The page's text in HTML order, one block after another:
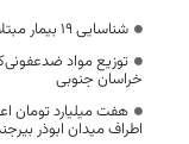
شناسایی ۱۹ بیمار مبتلا به کرونا در خراسان جنوبی
توزیع مواد
خراسان جنوبی
هفت میلیارد تومان
اطراف میدان ابوذر